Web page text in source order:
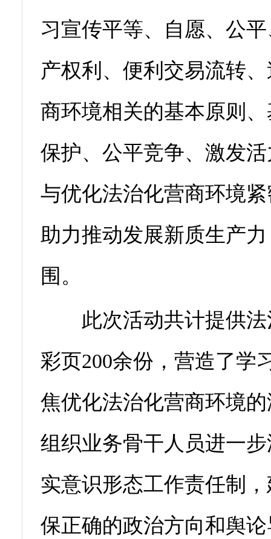
习宣传平等、自愿、公
产权利、便利交易流转
商环境相关的基本原则
保护、公平竞争、激发
与优化法治化营商环境
助力推动发展新质生产
围。
此次活动共计提供法
彩页200余份，营造了学
焦优化法治化营商环境
组织业务骨干人员进一
实意识形态工作责任制
保正确的政治方向和舆